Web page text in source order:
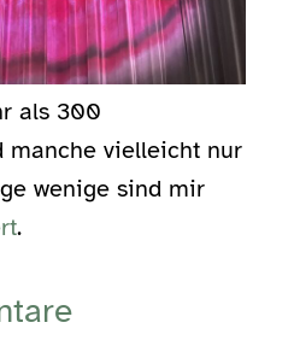
als 300
manche vielleicht nur
wenige sind mir
.